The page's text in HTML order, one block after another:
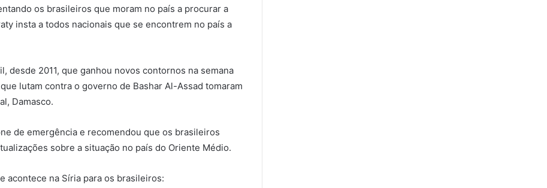
os brasileiros que moram no país a procurar a
insta a todos nacionais que se encontrem no país a
desde 2011, que ganhou novos contornos na semana
lutam contra o governo de Bashar Al-Assad tomaram
Damasco.
de emergência e recomendou que os brasileiros
sobre a situação no país do Oriente Médio.
acontece na Síria para os brasileiros: